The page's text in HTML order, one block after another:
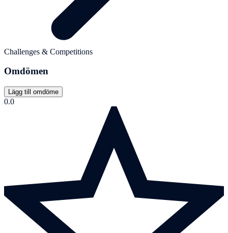
Challenges & Competitions
Omdömen
Lägg till omdöme
0.0